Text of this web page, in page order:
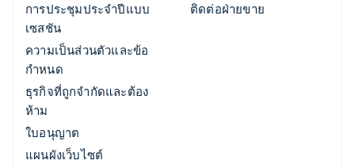
การประชุมประจำปีแบบ
เซสชัน
ความเป็นส่วนตัวและข้อ
กำหนด
ธุรกิจที่ถูกจำกัดและต้อง
ห้าม
ใบอนุญาต
แผนผังเว็บไซต์
ติดต่อฝ่ายขาย